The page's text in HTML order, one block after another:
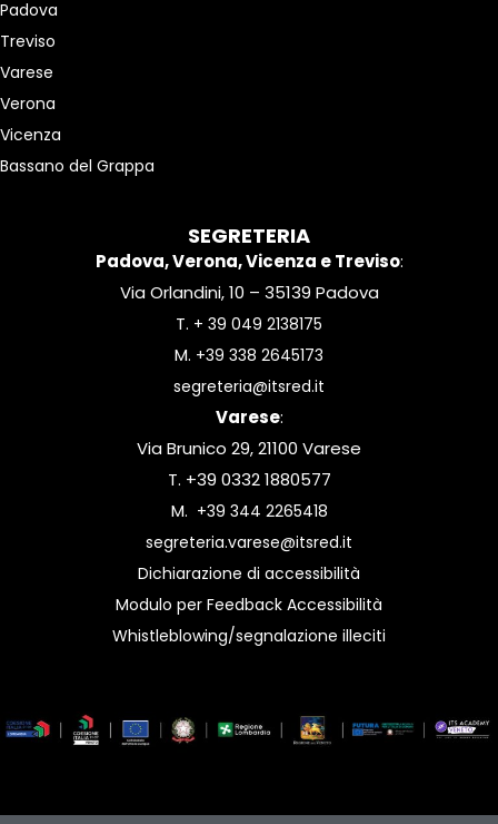
Padova
Treviso
Varese
Verona
Vicenza
Bassano del Grappa
SEGRETERIA
Padova, Verona, Vicenza e Treviso:
Via Orlandini, 10 – 35139 Padova
T. + 39 049 2138175
M. +39 338 2645173
segreteria@itsred.it
Varese:
Via Brunico 29, 21100 Varese
T. +39 0332 1880577
M. +39 344 2265418
segreteria.varese@itsred.it
Dichiarazione di accessibilità
Modulo per Feedback Accessibilità
Whistleblowing/segnalazione illeciti